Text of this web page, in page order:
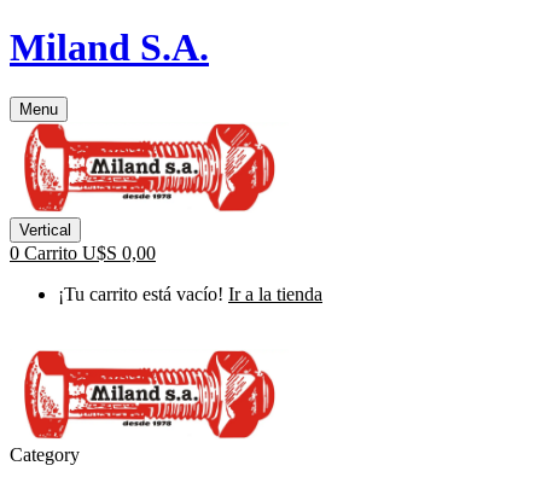
Miland S.A.
Menu
Vertical
0 Carrito U$S 0,00
¡Tu carrito está vacío! Ir a la tienda
Category